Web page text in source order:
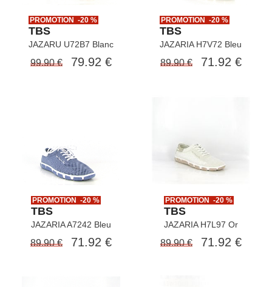
PROMOTION -20 %
TBS
JAZARU U72B7 Blanc
99.90 € 79.92 €
PROMOTION -20 %
TBS
JAZARIA H7V72 Bleu
89.90 € 71.92 €
PROMOTION -20 %
TBS
JAZARIA A7242 Bleu
89.90 € 71.92 €
PROMOTION -20 %
TBS
JAZARIA H7L97 Or
89.90 € 71.92 €